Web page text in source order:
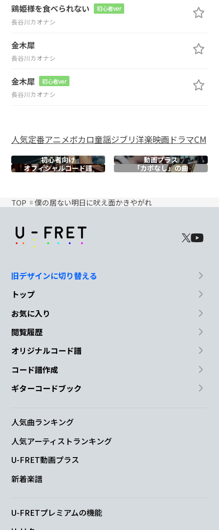
鶏姫様を食べられない 初心者ver
長谷川カオナシ
金木犀
長谷川カオナシ
金木犀 初心者ver
長谷川カオナシ
人気定番アニメボカロ童謡ジブリ洋楽映画ドラマCM
初心者向け
動画プラス
オフィシャルコード譜 「カポなし」の曲
TOP 僕の居ない明日に吠え面かきやがれ
旧デザインに切り替える
トップ
お気に入り
閲覧履歴
オリジナルコード譜
コード譜作成
ギターコードブック
人気曲ランキング
人気アーティストランキング
U-FRET動画プラス
新着楽譜
U-FRETプレミアムの機能